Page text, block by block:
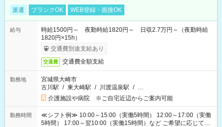
派遣 ブランクOK WEB登録・面接OK
給与
時給1500円～ 夜勤時給1820円～ 日収2.7万円～（夜勤時給
1820円×15h）
交通費別途支給あり
交通費 交通費全額支給
勤務地
宮城県大崎市
古川駅 / 東大崎駅 / 川渡温泉駅 / …
介護施設や病院 ※ご自宅近辺からご案内可能
勤務時間
≪シフト例≫ 10:00～15:00（実働5時間） 12:00～17:00（実働
5時間） 17:00～翌10:00（実働15時間）など ご希望に応じて、